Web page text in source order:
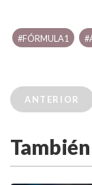
#FÓRMULA1
ANTERIOR